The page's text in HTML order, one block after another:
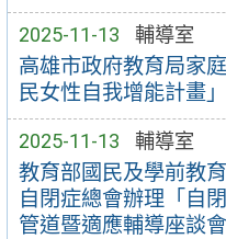
2025-11-13 輔導室
高雄市政府教育局家
民女性自我增能計畫」
2025-11-13 輔導室
教育部國民及學前教
自閉症總會辦理「自
管道暨適應輔導座談會